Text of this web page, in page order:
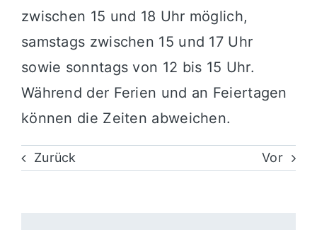
zwischen 15 und 18 Uhr möglich,
samstags zwischen 15 und 17 Uhr
sowie sonntags von 12 bis 15 Uhr.
Während der Ferien und an Feiertagen
können die Zeiten abweichen.
Zurück Vor